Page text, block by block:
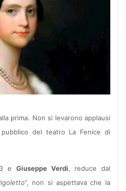
prima. Non si levarono applausi
del teatro La Fenice di
e Giuseppe Verdi, reduce dal
”, non si aspettava che la